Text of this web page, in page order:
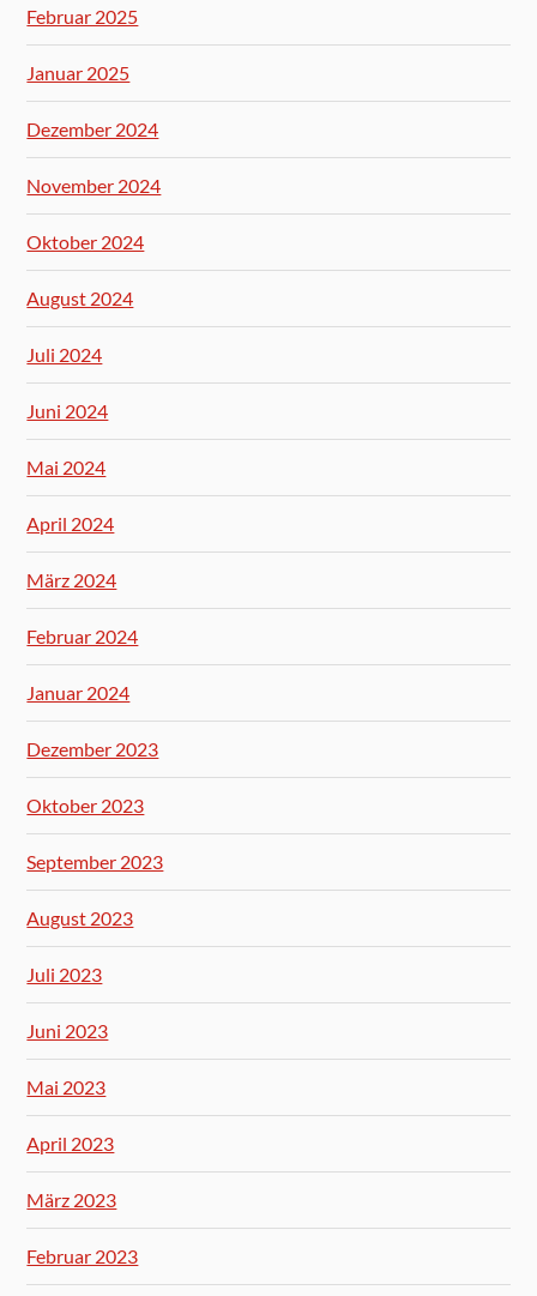
Februar 2025
Januar 2025
Dezember 2024
November 2024
Oktober 2024
August 2024
Juli 2024
Juni 2024
Mai 2024
April 2024
März 2024
Februar 2024
Januar 2024
Dezember 2023
Oktober 2023
September 2023
August 2023
Juli 2023
Juni 2023
Mai 2023
April 2023
März 2023
Februar 2023